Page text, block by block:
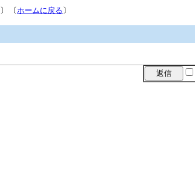
〕 〔ホームに戻る 〕